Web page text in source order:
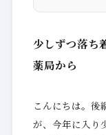
少しずつ落ち
薬局から
こんにちは。後
が、今年に入り